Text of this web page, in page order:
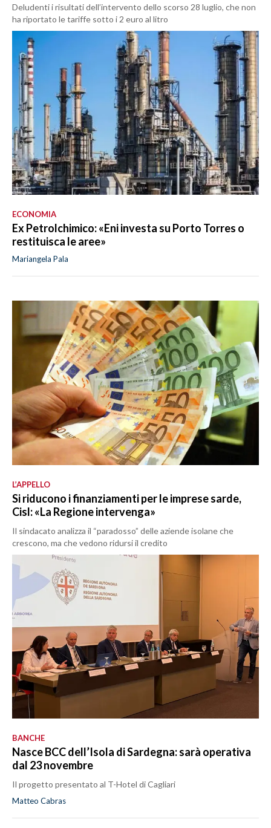
Deludenti i risultati dell’intervento dello scorso 28 luglio, che non
ha riportato le tariffe sotto i 2 euro al litro
ECONOMIA
Ex Petrolchimico: «Eni investa su Porto Torres o
restituisca le aree»
Mariangela Pala
L’APPELLO
Si riducono i finanziamenti per le imprese sarde,
Cisl: «La Regione intervenga»
Il sindacato analizza il “paradosso” delle aziende isolane che
crescono, ma che vedono ridursi il credito
BANCHE
Nasce BCC dell’Isola di Sardegna: sarà operativa
dal 23 novembre
Il progetto presentato al T-Hotel di Cagliari
Matteo Cabras